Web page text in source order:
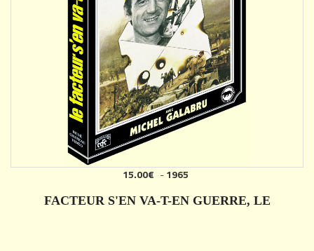
15.00€ -1965
FACTEUR S'EN VA-T-EN GUERRE, LE